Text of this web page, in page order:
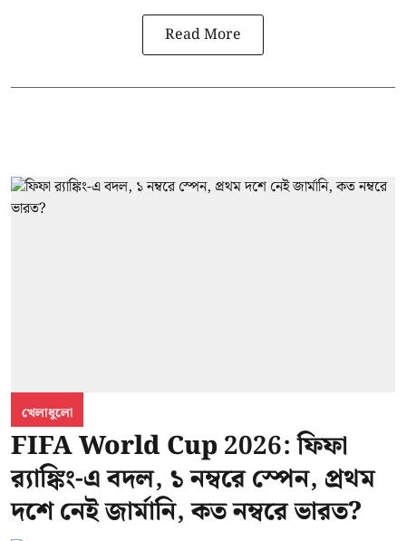
Read More
খেলাধুলো
FIFA World Cup 2026: ফিফা
র‍্যাঙ্কিং-এ বদল, ১ নম্বরে স্পেন, প্রথম
দশে নেই জার্মানি, কত নম্বরে ভারত?